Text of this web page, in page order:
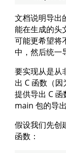
文档说明导出
能在生成的头
可能更希望将
中，然后统一
要实现从是从
出 C 函数（
提供导出 C
main 包的导
假设我们先创
函数：